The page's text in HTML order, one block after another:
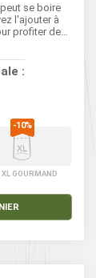
se boire
l'ajouter à
profiter de
plus
et
:
GOURMAND